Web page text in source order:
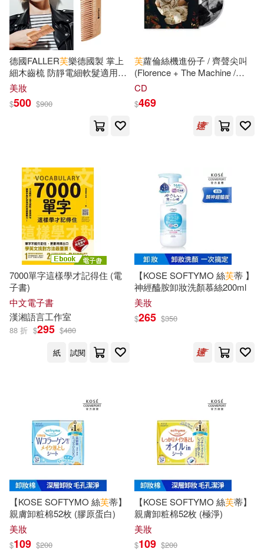
向曉漢（主編）(21)
吳文智 主編(21)
小澤としお(21)
朵琳‧芙秋(21) 梁二平(21)
櫻木蓮(21) 歷史系之狼(21)
王濤（主編）(21)
龍人(21) （漢）劉向(21)
KATOKI HAJIME(20)
リュート(20)
上海圖書館編(20) 余夏霞(20)
劉珣（主編）(20)
和月伸宏(20)
嚴文井（主編）(20)
廣東人民出版社(144)
台灣東販(143)
國防工業出版社(142)
江蘇人民出版社(141)
湖南文藝出版社(140)
TMEplus(138) 慕客館(138)
江蘇鳳凰文藝出版社(138)
浙江少年兒童出版社(135)
浙江工商大學出版社(135)
湖北美術出版社(135)
現代出版社(135)
德國FALLER芙樂德國製 掌上
細木齒梳 防靜電細軟髮適用
FSC優質木材 隨身攜帶隨時好
造型
美妝
$500 $900
芙蘿倫絲機進份子 / 齊聲尖叫
(Florence + The Machine /
Everybody Scream)
CD
$469
7000單字這樣學才記得住 (電
子書)
中文電子書
漢湘語言工作室
88 折 $295 $480
紙
試閱
【KOSE SOFTYMO 絲芙蒂 】
神經醯胺卸妝洗顏慕絲200ml
美妝
$265 $350
【KOSE SOFTYMO 絲芙蒂】
親膚卸粧棉52枚 (膠原蛋白)
美妝
$109 $200
【KOSE SOFTYMO 絲芙蒂】
親膚卸粧棉52枚 (極淨)
美妝
$109 $200